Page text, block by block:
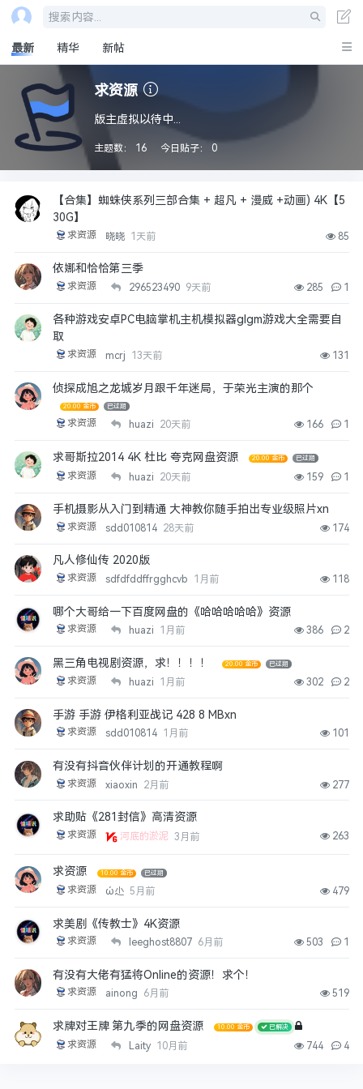
搜索内容...
最新 精华 新帖
求资源
版主虚拟以待中...
主题数： 16 今日贴子： 0
【合集】蜘蛛侠系列三部合集 + 超凡 + 漫威 +动画) 4K【5
30G】
求资源 晓晓 1天前 85
依娜和恰恰第三季
求资源 296523490 9天前 285 1
各种游戏安卓PC电脑掌机主机模拟器glgm游戏大全需要自
取
求资源 mcrj 13天前 131
侦探成旭之龙城岁月跟千年迷局，于荣光主演的那个
20.00 金币 已过期
求资源 huazi 20天前 166 1
求哥斯拉2014 4K 杜比 夸克网盘资源 20.00 金币 已过期
求资源 huazi 20天前 159 1
手机摄影从入门到精通 大神教你随手拍出专业级照片xn
求资源 sdd010814 28天前 174
凡人修仙传 2020版
求资源 sdfdfddffrgghcvb 1月前 118
哪个大哥给一下百度网盘的《哈哈哈哈哈》资源
求资源 huazi 1月前 386 2
黑三角电视剧资源，求！！！！ 20.00 金币 已过期
求资源 huazi 1月前 302 2
手游 手游 伊格利亚战记 428 8 MBxn
求资源 sdd010814 1月前 101
有没有抖音伙伴计划的开通教程啊
求资源 xiaoxin 2月前 277
求助贴《281封信》高清资源
求资源 河底的淤泥 3月前 263
求资源 10.00 金币 已过期
求资源 ώ尐 5月前 479
求美剧《传教士》4K资源
求资源 leeghost8807 6月前 503 1
有没有大佬有猛将Online的资源！求个！
求资源 ainong 6月前 519
求牌对王牌 第九季的网盘资源 10.00 金币 已解决
求资源 Laity 10月前 744 4